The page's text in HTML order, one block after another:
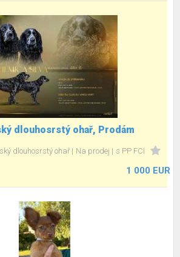
dlouhosrstý ohař, Prodám
dlouhosrstý ohař Na prodej s PP FCI
1 000 EUR